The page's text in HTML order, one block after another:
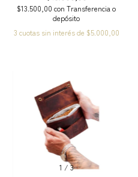
$13.500,00 con Transferencia o
depósito
3 cuotas sin interés de $5.000,00
1 /3